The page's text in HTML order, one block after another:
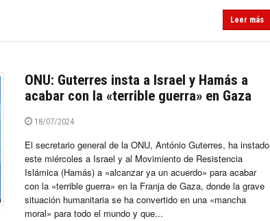
Leer más
ONU: Guterres insta a Israel y Hamás a
acabar con la «terrible guerra» en Gaza
18/07/2024
El secretario general de la ONU, António Guterres, ha instado
este miércoles a Israel y al Movimiento de Resistencia
Islámica (Hamás) a «alcanzar ya un acuerdo» para acabar
con la «terrible guerra» en la Franja de Gaza, donde la grave
situación humanitaria se ha convertido en una «mancha
moral» para todo el mundo y que...